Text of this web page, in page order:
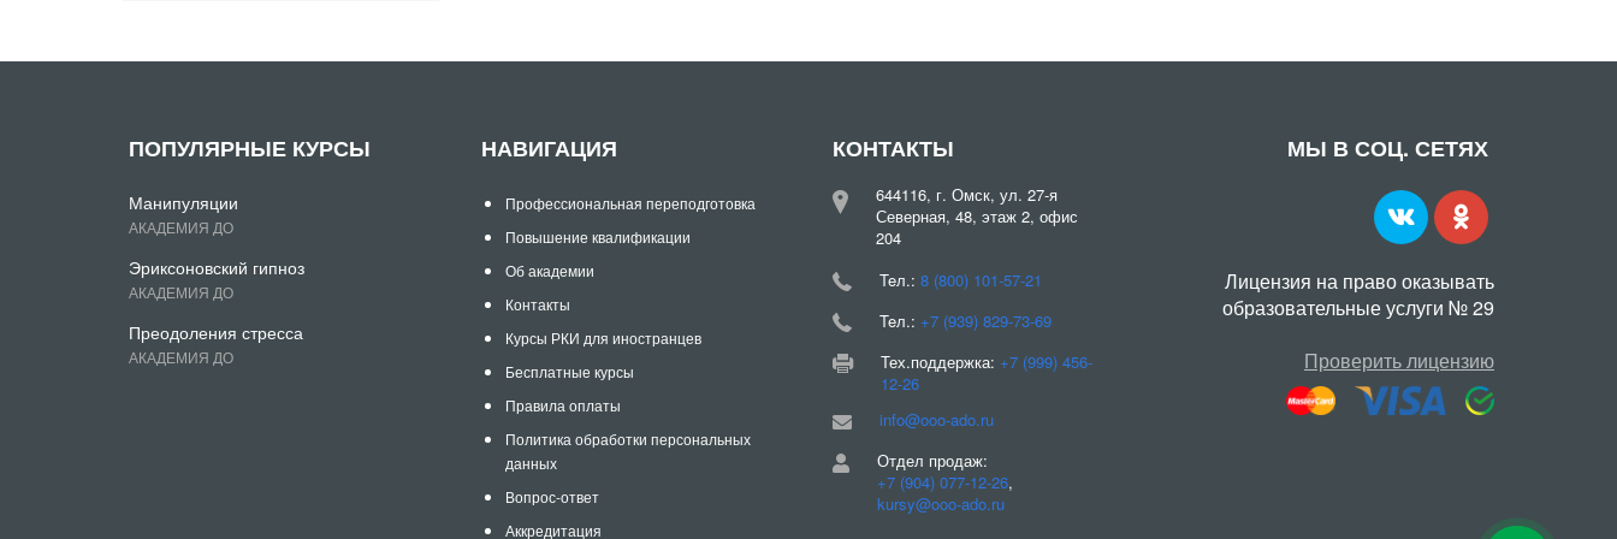
ПОПУЛЯРНЫЕ КУРСЫ
Манипуляции
АКАДЕМИЯ ДО
Эриксоновский гипноз
АКАДЕМИЯ ДО
Преодоления стресса
АКАДЕМИЯ ДО
НАВИГАЦИЯ
Профессиональная переподготовка
Повышение квалификации
Об академии
Контакты
Курсы РКИ для иностранцев
Бесплатные курсы
Правила оплаты
Политика обработки персональных
данных
Вопрос-ответ
Аккредитация
КОНТАКТЫ
644116, г. Омск, ул. 27-я
Северная, 48, этаж 2, офис
204
Teл.: 8 (800) 101-57-21
Teл.: +7 (939) 829-73-69
Тех.поддержка: +7 (999) 456-
12-26
info@ooo-ado.ru
Отдел продаж:
+7 (904) 077-12-26,
kursy@ooo-ado.ru
МЫ В СОЦ. СЕТЯХ
Лицензия на право оказывать
образовательные услуги № 29
Проверить лицензию